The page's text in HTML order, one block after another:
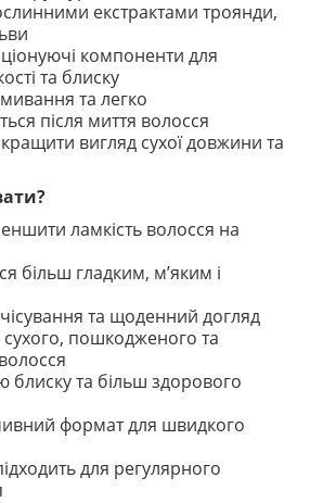
екстрактами троянди,
компоненти для
та блиску
та легко
після миття волосся
вигляд сухої довжини та
ламкість волосся на
більш гладким, м’яким і
та щоденний догляд
сухого, пошкодженого та
блиску та більш здорового
формат для швидкого
для регулярного